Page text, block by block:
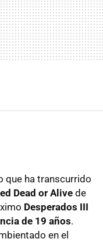
que ha transcurrido
Dead or Alive de
Desperados III
de 19 años.
en el